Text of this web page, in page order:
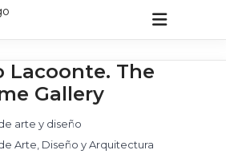
Lacoonte. The
Gallery
arte y diseño
Arte, Diseño y Arquitectura